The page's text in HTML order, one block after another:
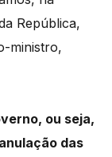
República,
ministro,
ou seja,
das